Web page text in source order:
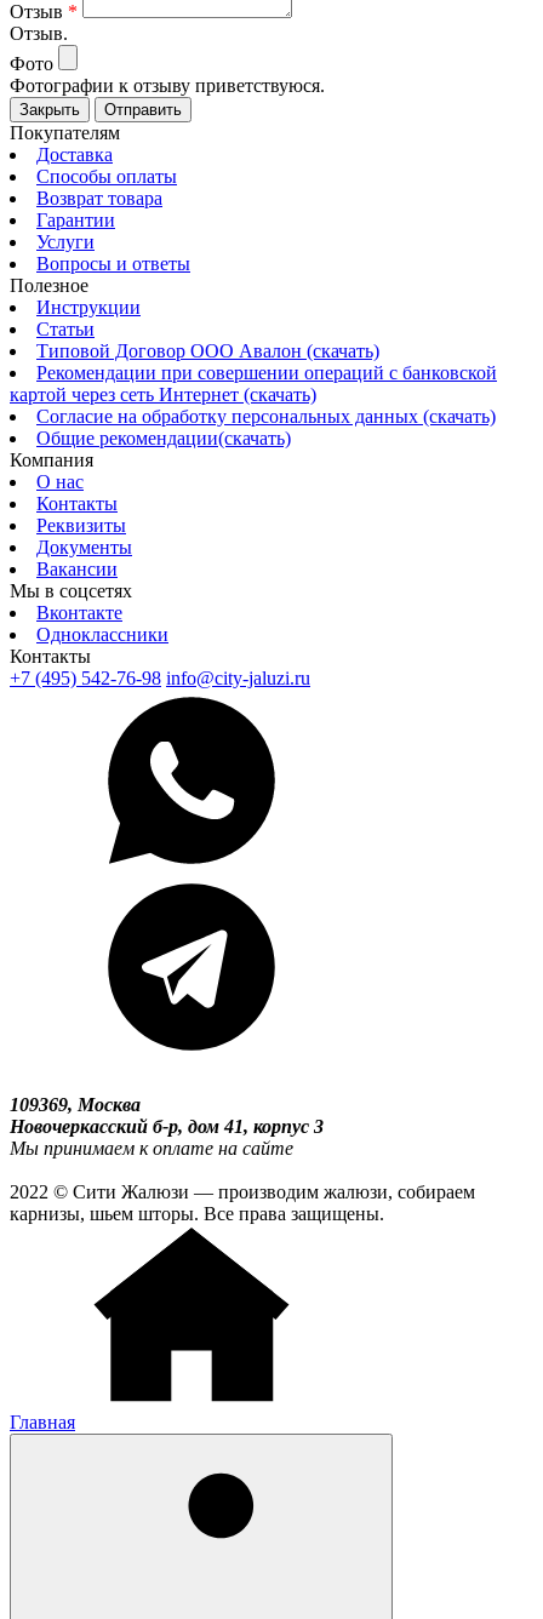
Отзыв *
Отзыв.
Фото
Фотографии к отзыву приветствуюся.
Закрыть Отправить
Покупателям
Доставка
Способы оплаты
Возврат товара
Гарантии
Услуги
Вопросы и ответы
Полезное
Инструкции
Статьи
Типовой Договор ООО Авалон (скачать)
Рекомендации при совершении операций с банковской
картой через сеть Интернет (скачать)
Согласие на обработку персональных данных (скачать)
Общие рекомендации(скачать)
Компания
О нас
Контакты
Реквизиты
Документы
Вакансии
Мы в соцсетях
Вконтакте
Одноклассники
Контакты
+7 (495) 542-76-98 info@city-jaluzi.ru
109369, Москва
Новочеркасский б-р, дом 41, корпус 3
Мы принимаем к оплате на сайте
2022 © Сити Жалюзи — производим жалюзи, собираем
карнизы, шьем шторы. Все права защищены.
Главная